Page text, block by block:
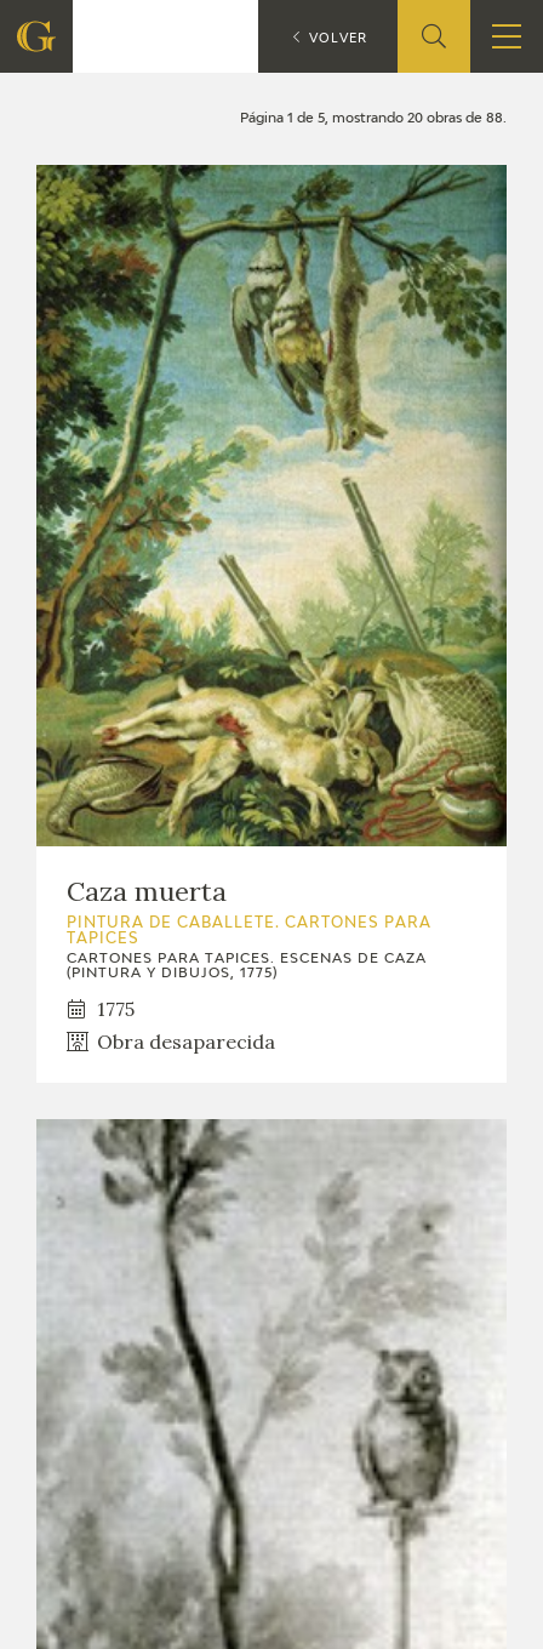
QUIENES SOMOS
CENTRO DE INVESTIGACIÓN Y DOCUMENTACIÓN
ACCIÓN CORPORATIVA
SEDE
CONTACTO
PROGRAMACIÓN
EXPOSICIONES
ACTIVIDADES
ACTUALIDAD
SALA DE PRENSA
BLOG CUADERNO ITALIANO
BIOGRAFÍA
CRONOLOGÍA
CATÁLOGO
GOYA EN EL MUNDO
PREMIO ARAGÓN GOYA
EDICIONES
PUBLICACIONES
TIENDA
EDUCA
Página 1 de 5, mostrando 20 obras de 88.
Caza muerta
PINTURA DE CABALLETE. CARTONES PARA
TAPICES
CARTONES PARA TAPICES. ESCENAS DE CAZA
(PINTURA Y DIBUJOS, 1775)
1775
Obra desaparecida
CATÁLOGO Búsqueda
VOLVER